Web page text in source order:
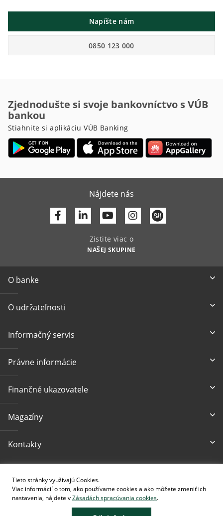
Tieto stránky využívajú Cookies.
Viac informácií o tom, ako používame cookies a ako môžete zmeniť ich
nastavenia, nájdete vZásadách spracúvania cookies.
Napíšte nám
0850 123 000
Zjednodušte si svoje bankovníctvo s VÚB
bankou
Stiahnite si aplikáciu VÚB Banking
Nájdete nás
Facebook
LinkedinYoutube
Zistite viac o
NAŠEJ SKUPINE
O banke
O udržateľnosti
Informačný servis
Právne informácie
Finančné ukazovatele
Magazíny
Kontakty